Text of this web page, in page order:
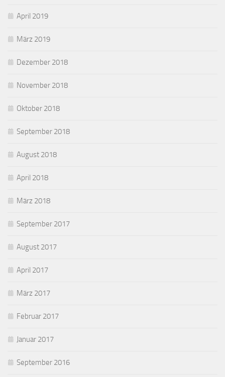
April 2019
März 2019
Dezember 2018
November 2018
Oktober 2018
September 2018
August 2018
April 2018
März 2018
September 2017
August 2017
April 2017
März 2017
Februar 2017
Januar 2017
September 2016